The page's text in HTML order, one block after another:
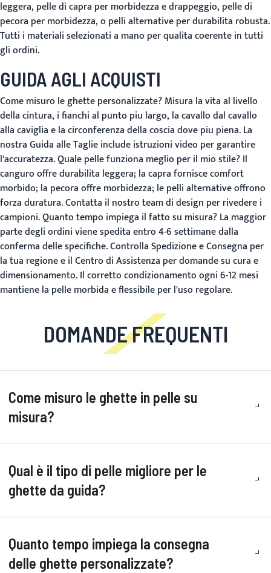
leggera, pelle di capra per morbidezza e drappeggio, pelle di
pecora per morbidezza, o pelli alternative per durabilita robusta.
Tutti i materiali selezionati a mano per qualita coerente in tutti
gli ordini.
GUIDA AGLI ACQUISTI
Come misuro le ghette personalizzate?Misura la vita al livello
della cintura, i fianchi al punto piu largo, la cavallo dal cavallo
alla caviglia e la circonferenza della coscia dove piu piena. La
nostraGuida alle Taglieinclude istruzioni video per garantire
l'accuratezza.Quale pelle funziona meglio per il mio stile?Il
canguro offre durabilita leggera; la capra fornisce comfort
morbido; la pecora offre morbidezza; le pelli alternative offrono
forza duratura. Contatta il nostro team di design per rivedere i
campioni.Quanto tempo impiega il fatto su misura?La maggior
parte degli ordini viene spedita entro 4-6 settimane dalla
conferma delle specifiche. ControllaSpedizione e Consegna per
la tua regione e ilCentro di Assistenza per domande su cura e
dimensionamento. Il corretto condizionamento ogni 6-12 mesi
mantiene la pelle morbida e flessibile per l'uso regolare.
DOMANDE FREQUENTI
Come misuro le ghette in pelle su
misura?
Qual è il tipo di pelle migliore per le
ghette da guida?
Quanto tempo impiega la consegna
delle ghette personalizzate?